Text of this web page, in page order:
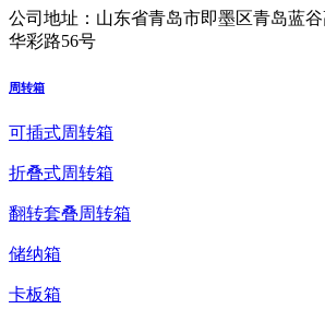
公司地址： 山东省青岛市即墨区青岛蓝
华彩路56号
周转箱
可插式周转箱
折叠式周转箱
翻转套叠周转箱
储纳箱
卡板箱